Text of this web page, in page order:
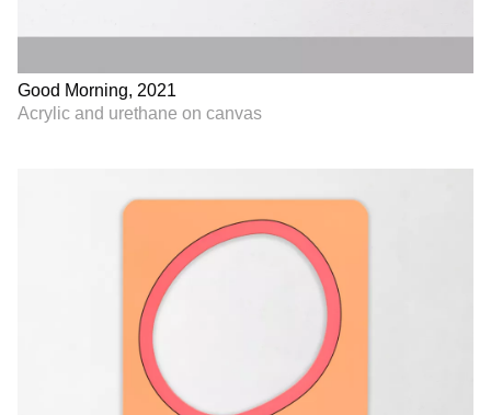
Good Morning, 2021
Acrylic and urethane on canvas